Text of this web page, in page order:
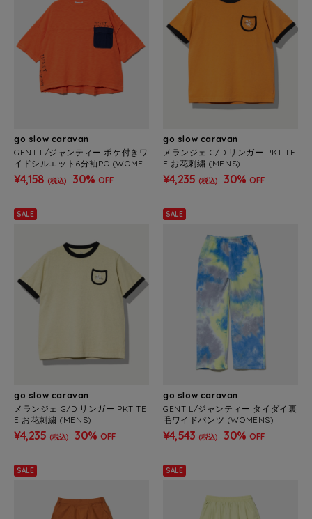
go slow caravan
GENTIL/ジャンティー ポケ付きワ
イドシルエット6分袖PO (WOME
NS)
¥4,158 (税込) 30% OFF
go slow caravan
メランジェ G/D リンガー PKT TE
E お花刺繍 (MENS)
¥4,235 (税込) 30% OFF
SALE
go slow caravan
メランジェ G/D リンガー PKT TE
E お花刺繍 (MENS)
¥4,235 (税込) 30% OFF
SALE
go slow caravan
GENTIL/ジャンティー タイダイ裏
毛ワイドパンツ (WOMENS)
¥4,543 (税込) 30% OFF
SALE SALE